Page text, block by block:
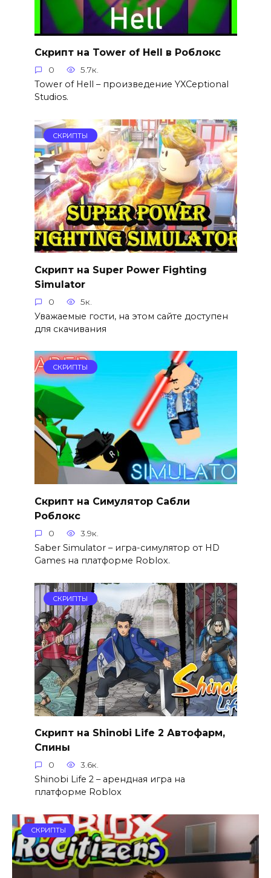
Скрипт на Tower of Hell в Роблокс
0 5.7к.
Tower of Hell – произведение YXCeptional
Studios.
СКРИПТЫ
Скрипт на Super Power Fighting
Simulator
0 5к.
Уважаемые гости, на этом сайте доступен
для скачивания
СКРИПТЫ
Скрипт на Симулятор Сабли
Роблокс
0 3.9к.
Saber Simulator – игра-симулятор от HD
Games на платформе Roblox.
СКРИПТЫ
Скрипт на Shinobi Life 2 Автофарм,
Спины
0 3.6к.
Shinobi Life 2 – арендная игра на
платформе Roblox
СКРИПТЫ